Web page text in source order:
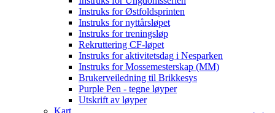
Instruks for Østfoldsprinten
Instruks for nyttårsløpet
Instruks for treningsløp
Rekruttering CF-løpet
Instruks for aktivitetsdag i Nesparken
Instruks for Mossemesterskap (MM)
Brukerveiledning til Brikkesys
Purple Pen - tegne løyper
Utskrift av løyper
Kart